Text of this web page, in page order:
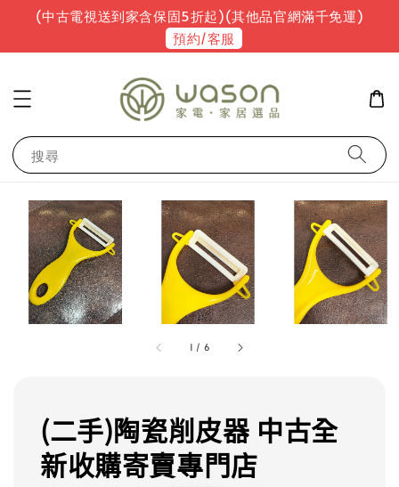
(中古電視送到家含保固5折起)(其他品官網滿千免運)
預約/客服
搜尋
1 / 6
(二手)陶瓷削皮器 中古全
新收購寄賣專門店